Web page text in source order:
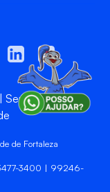
Sempre Unifor
de Fortaleza
3400 | 99246-